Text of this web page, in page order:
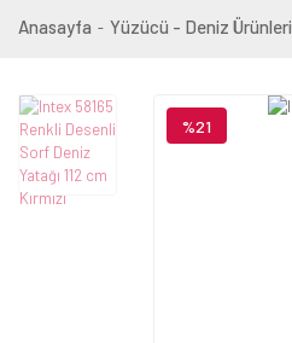
Anasayfa Yüzücü - Deniz Ürünleri
%21